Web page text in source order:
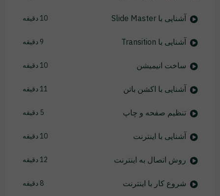
آشنایی با Slide Master 10 دقیقه
آشنایی با Transition 9 دقیقه
ساخت انیمیشن 10 دقیقه
آشنایی با اکشن باتن 11 دقیقه
تنظیم صفحه و چاپ 5 دقیقه
آشنایی با اینترنت 10 دقیقه
روش اتصال به اینترنت 12 دقیقه
شروع کار با اینترنت 8 دقیقه